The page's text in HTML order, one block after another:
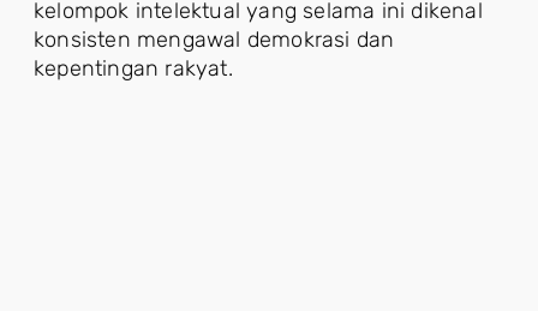
kelompok intelektual yang selama ini dikenal
konsisten mengawal demokrasi dan
kepentingan rakyat.